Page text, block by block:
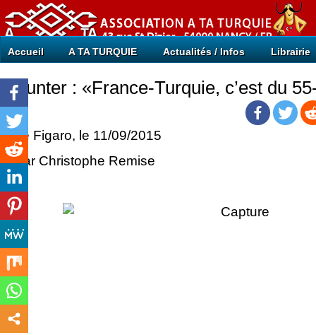
Accueil A TA TURQUIE Actualités / Infos Librairie
Kunter : «France-Turquie, c’est du
Le Figaro, le 11/09/2015
Par Christophe Remise